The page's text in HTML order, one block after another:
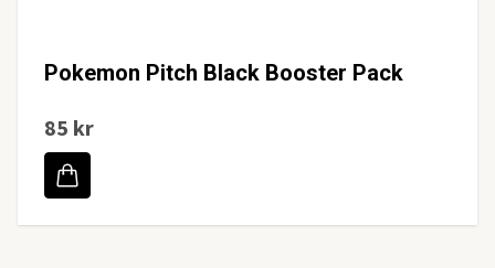
Pokemon Pitch Black Booster Pack
85 kr